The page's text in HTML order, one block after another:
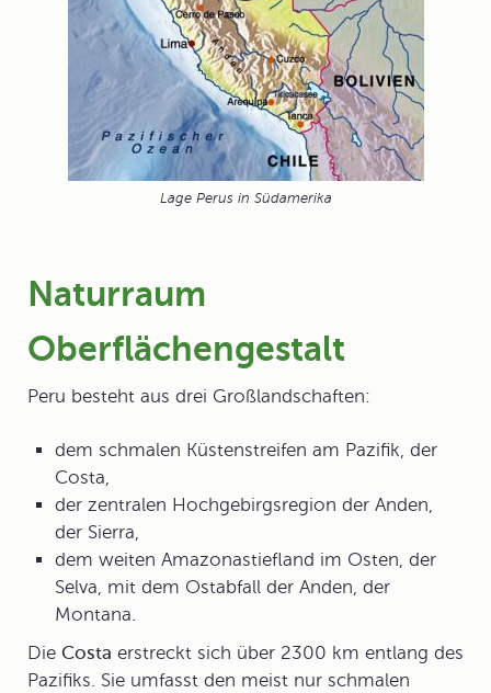
Lage Perus in Südamerika
Naturraum
Oberflächengestalt
Peru besteht aus drei Großlandschaften:
dem schmalen Küstenstreifen am Pazifik, der
Costa,
der zentralen Hochgebirgsregion der Anden,
der Sierra,
dem weiten Amazonastiefland im Osten, der
Selva, mit dem Ostabfall der Anden, der
Montana.
Die Costa erstreckt sich über 2300 km entlang des
Pazifiks. Sie umfasst den meist nur schmalen